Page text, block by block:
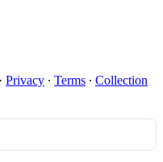
· Privacy ∙ Terms ∙ Collection